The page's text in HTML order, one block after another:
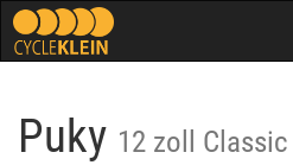
Puky 12 zoll